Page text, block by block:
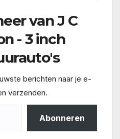
van J C
- 3 inch
berichten naar je e-
verzenden.
Abonneren